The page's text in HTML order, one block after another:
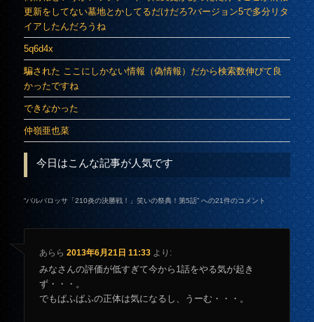
更新をしてない墓地とかしてるだけだろ?バージョン5で多分リタ
イアしたんだろうね
5q6d4x
騙された ここにしかない情報（偽情報）だから検索数伸びて良
かったですね
できなかった
仲嶺亜也菜
今日はこんな記事が人気です
“バルバロッサ「210炎の決勝戦！」笑いの祭典！第5話” への21件のコメント
あらら 2013年6月21日 11:33 より:
みなさんの評価が低すぎて今から1話をやる気が起き
ず・・・。
でもぱふぱふの正体は気になるし、うーむ・・・。